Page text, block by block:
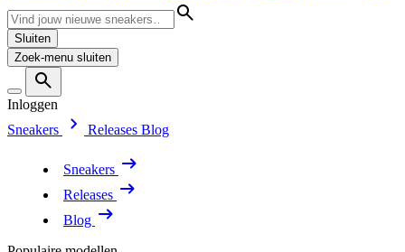
Sluiten
Zoek-menu sluiten
Inloggen
Sneakers
Releases Blog
Sneakers
Releases
Blog